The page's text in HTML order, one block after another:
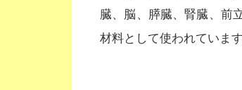
臓、脳、膵臓、腎臓、前
材料として使われています